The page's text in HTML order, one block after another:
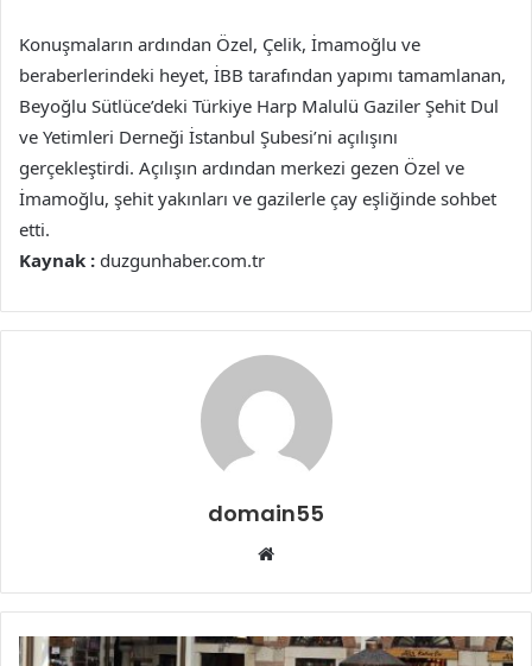
Konuşmaların ardından Özel, Çelik, İmamoğlu ve
beraberlerindeki heyet, İBB tarafından yapımı tamamlanan,
Beyoğlu Sütlüce’deki Türkiye Harp Malulü Gaziler Şehit Dul
ve Yetimleri Derneği İstanbul Şubesi’ni açılışını
gerçekleştirdi. Açılışın ardından merkezi gezen Özel ve
İmamoğlu, şehit yakınları ve gazilerle çay eşliğinde sohbet
etti.
Kaynak : duzgunhaber.com.tr
domain55
Web